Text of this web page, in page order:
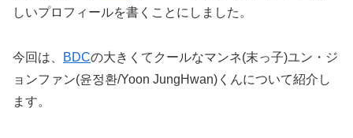
しいプロフィールを書くことにしました。
今回は、 BDCの大きくてクールなマンネ(末っ子)ユン・ジ
ョンファン(윤정환/Yoon JungHwan)くんについて紹介し
ます。